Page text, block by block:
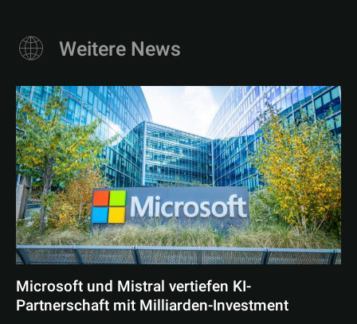
Weitere News
Microsoft und Mistral vertiefen KI-
Partnerschaft mit Milliarden-Investment